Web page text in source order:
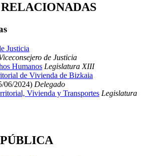
Justicia
de Justicia
Humanos Legislatura XIII
de Vivienda de Bizkaia
06/2024) Delegado
Vivienda y Transportes Legislatura